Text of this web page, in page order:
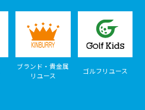
ブランド・貴金属
リユース
ゴルフリユース